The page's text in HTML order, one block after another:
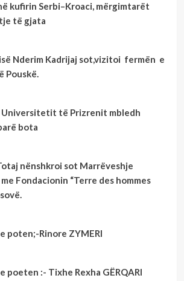
kufirin Serbi–Kroaci, mërgimtarët
të gjata
Nderim Kadrijaj sot,vizitoi fermën e
Pouskë.
Universitetit të Prizrenit mbledh
bota
nënshkroi sot Marrëveshje
Fondacionin “Terre des hommes
poten;-Rinore ZYMERI
poeten :- Tixhe Rexha GËRQARI